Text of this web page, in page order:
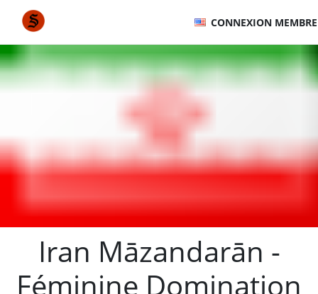
CONNEXION MEMBRE
Iran Māzandarān -
Féminine Domination